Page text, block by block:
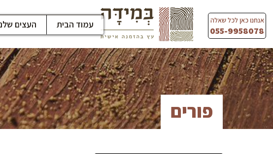
content
אנחנו כאן לכל שאלה
055-9958078
עמוד הבית העצים
פורים